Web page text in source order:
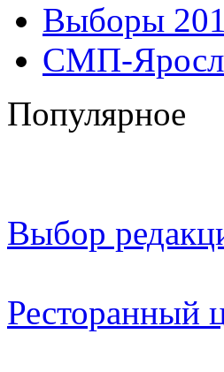
Выборы
СМП-
Популярное
Выбор
Ресторанный